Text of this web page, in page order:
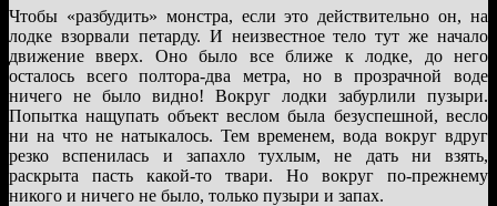
Чтобы «разбудить» монстра, если это действительно он, на
лодке взорвали петарду. И неизвестное тело тут же начало
движение вверх. Оно было все ближе к лодке, до него
осталось всего полтора-два метра, но в прозрачной воде
ничего не было видно! Вокруг лодки забурлили пузыри.
Попытка нащупать объект веслом была безуспешной, весло
ни на что не натыкалось. Тем временем, вода вокруг вдруг
резко вспенилась и запахло тухлым, не дать ни взять,
раскрыта пасть какой-то твари. Но вокруг по-прежнему
никого и ничего не было, только пузыри и запах.